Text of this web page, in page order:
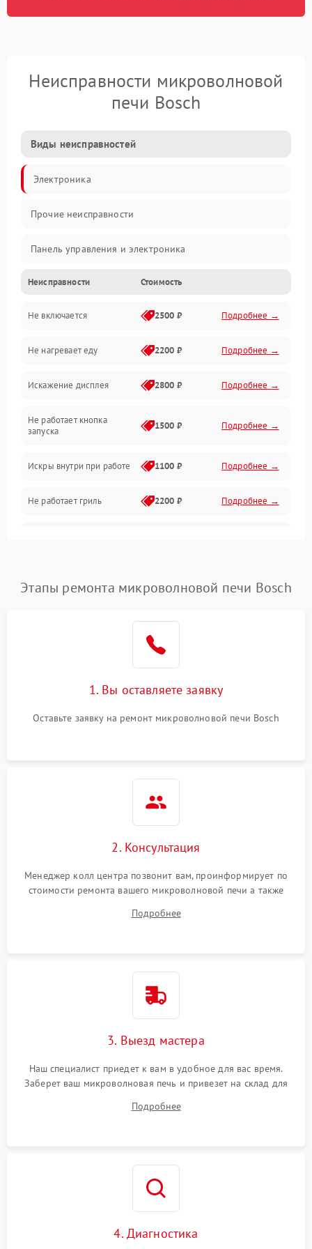
Неисправности микроволновой
печи Bosch
Виды неисправностей
Электроника
Прочие неисправности
Панель управления и электроника
Дверца и корпус
Механика и внутренние элементы
Механические повреждения
Питание и запуск
Нагрев и приготовление
Программное обеспечение
Неисправности Стоимость
Не включается 2500 ₽ Подробнее →
Не нагревает еду 2200 ₽ Подробнее →
Искажение дисплея 2800 ₽ Подробнее →
Не работает кнопка
запуска
1500 ₽ Подробнее →
Искры внутри при работе 1100 ₽ Подробнее →
Не работает гриль 2200 ₽ Подробнее →
Подробнее →
2200 ₽
Не работают сенсорные
1000 ₽
Этапы ремонта микроволновой печи Bosch
1. Вы оставляете заявку
Оставьте заявку на ремонт микроволновой печи Bosch
2. Консультация
Менеджер колл центра позвонит вам, проинформирует по
стоимости ремонта вашего микроволновой печи а также
Подробнее
3. Выезд мастера
Наш специалист приедет к вам в удобное для вас время.
Заберет ваш микроволновая печь и привезет на склад для
Подробнее
4. Диагностика